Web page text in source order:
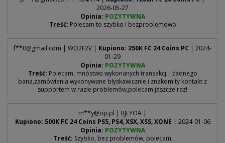
2026-05-27
Opinia: POZYTYWNA
Treść: Polecam to szybko i bezproblemowo
f**0@gmail.com | WO2F2V | Kupiono: 250K FC 24 Coins PC | 2024-
01-29
Opinia: POZYTYWNA
Treść: Polecam, mnóstwo wykonanych transakcji i żadnego
bana,zamówienia wykonywane błyskawicznie i znakomity kontakt z
supportem w razie problemów,polecam jeszcze raz!
m**y@op.pl | RJLYOA |
Kupiono: 500K FC 24 Coins PS5, PS4, XSX, XSS, XONE | 2024-01-06
Opinia: POZYTYWNA
Treść: Szybko, bez problemów, polecam